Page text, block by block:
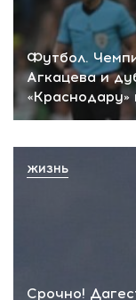
Футбол.
Агкацева и
Срочно!
ЖИЗНЬ